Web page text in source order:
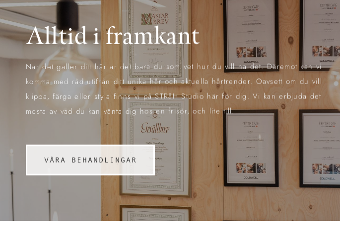
Alltid i framkant
När det gäller ditt hår är det bara du som vet hur du vill ha det. Däremot kan vi
komma med råd utifrån ditt unika hår och aktuella hårtrender. Oavsett om du vill
klippa, färga eller styla finns vi på STRåH Studio här för dig. Vi kan erbjuda det
mesta av vad du kan vänta dig hos en frisör, och lite till.
VÅRA BEHANDLINGAR